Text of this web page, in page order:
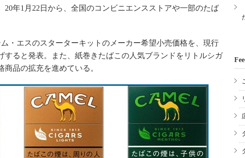
20年1月22日から、全国のコンビニエンスストアや一部のたば
・エスのスターターキットのメーカー希望小売価格を、現行
すると発表。また、紙巻きたばこの人気ブランドをリトルシガ
品の拡充を進めている。